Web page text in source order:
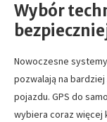
Wybór
Nowoczesne
pozwalają na
pojazdu. GPS do
wybiera coraz